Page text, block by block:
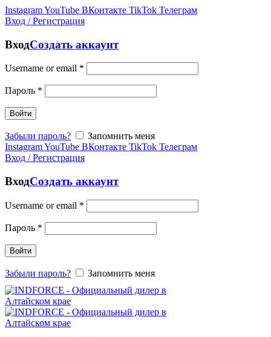
InstagramYouTube ВКонтакте TikTok Телеграм
Вход / Регистрация
ВходСоздать аккаунт
Username or email *
Пароль *
Войти
Забыли пароль?
Запомнить меня
InstagramYouTube ВКонтакте TikTok Телеграм
Вход / Регистрация
ВходСоздать аккаунт
Username or email *
Пароль *
Войти
Забыли пароль? Запомнить меня